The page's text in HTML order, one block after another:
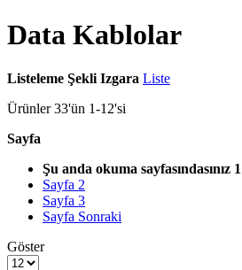
Data Kablolar
Listeleme Şekli Izgara Liste
Ürünler33'ün 1-12'si
Sayfa
Şu anda okuma sayfasındasınız 1
Sayfa 2
Sayfa 3
Sayfa Sonraki
Göster